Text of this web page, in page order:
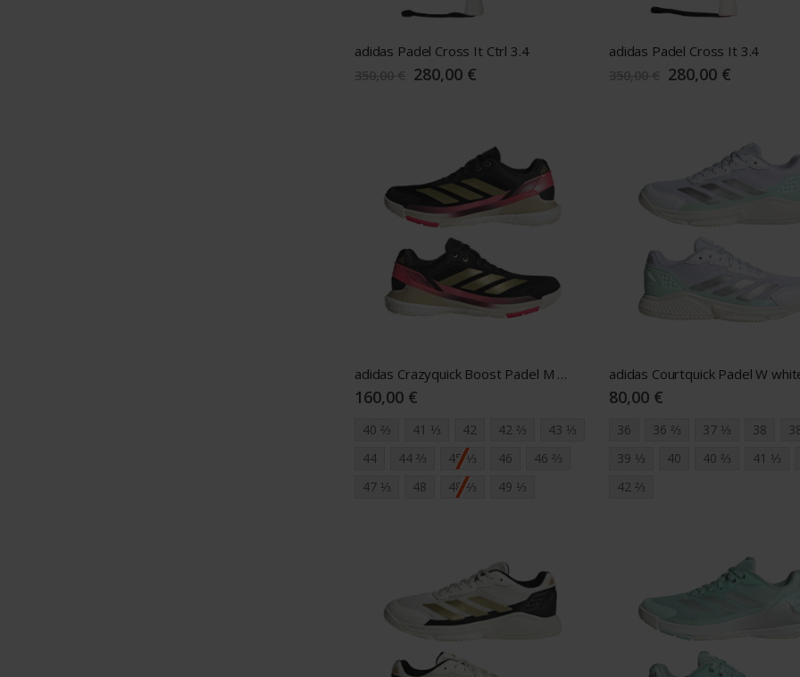
adidas Padel Cross It Ctrl 3.4
Sonderangebot
280,00 €
adidas Padel Cross It 3.4
Sonderangebot
280,00 €
adidas Crazyquick Boost Padel M black/red/golg
160,00 €
40 ⅔ 41 ⅓ 42 42 ⅔
43 ⅓
44
44 ⅔ 45 ⅓ 46
46 ⅔
47 ⅓
48 48 ⅔ 49 ⅓
80,00 €
36 36 ⅔ 37 ⅓ 38
39 ⅓
40 40 ⅔ 41 ⅓
42 ⅔